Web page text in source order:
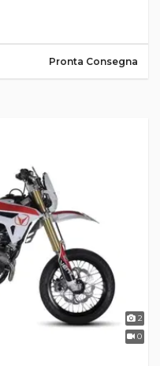
Pronta Consegna
2
0